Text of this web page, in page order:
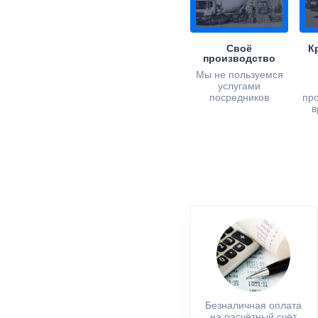
Своё
производство
Мы не пользуемся
услугами
посредников
Безналичная оплата